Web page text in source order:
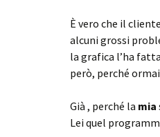
È vero che il
alcuni grossi
la grafica l’ha
però, perché
Già , perché la mia
Lei quel